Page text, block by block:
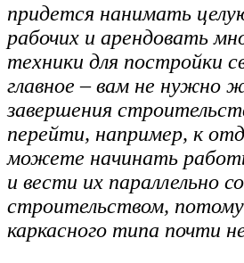
придется нанимать
рабочих и арендовать
техники для постройки
главное – вам не нужно
завершения
перейти, например, к
можете начинать
и вести их параллельно со
строительством,
каркасного типа почти